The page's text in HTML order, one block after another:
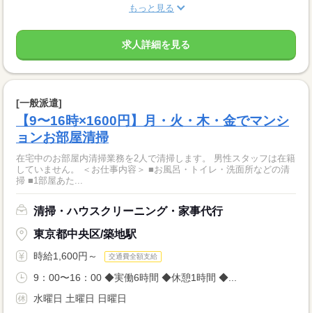
もっと見る
求人詳細を見る
[一般派遣]
【9〜16時×1600円】月・火・木・金でマンシ
ョンお部屋清掃
在宅中のお部屋内清掃業務を2人で清掃します。 男性スタッフは在籍
していません。 ＜お仕事内容＞ ■お風呂・トイレ・洗面所などの清
掃 ■1部屋あた...
清掃・ハウスクリーニング・家事代行
東京都中央区/築地駅
時給1,600円～ 交通費全額支給
9：00〜16：00 ◆実働6時間 ◆休憩1時間 ◆...
水曜日 土曜日 日曜日